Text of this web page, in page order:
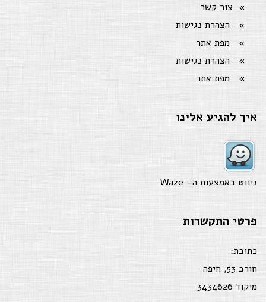
צור קשר
הצהרת נגישות
מפת אתר
הצהרת נגישות
מפת אתר
איך להגיע אלינו
ניווט באמצעות ה- Waze
פרטי התקשרות
כתובת:
חורב 53, חיפה
מיקוד 3434626